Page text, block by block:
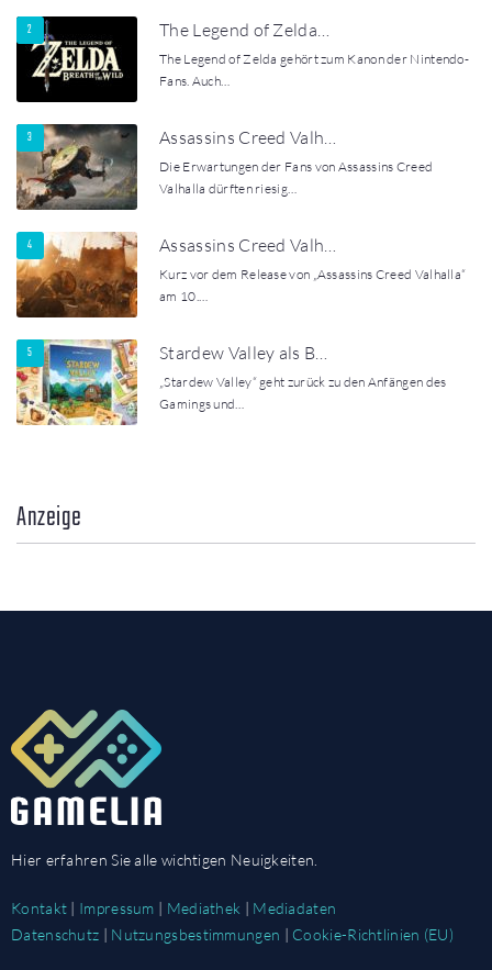
The Legend of Zelda…
The Legend of Zelda gehört zum Kanon der Nintendo-
Fans. Auch…
Assassins Creed Valh…
Die Erwartungen der Fans von Assassins Creed
Valhalla dürften riesig…
Assassins Creed Valh…
Kurz vor dem Release von „Assassins Creed Valhalla“
am 10.…
Stardew Valley als B…
„Stardew Valley“ geht zurück zu den Anfängen des
Gamings und…
Anzeige
Hier erfahren Sie alle wichtigen Neuigkeiten.
Kontakt | Impressum | Mediathek | Mediadaten
Datenschutz | Nutzungsbestimmungen | Cookie-Richtlinien (EU)